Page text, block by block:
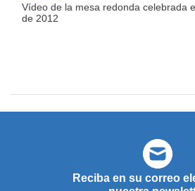
Vídeo de la mesa redonda celebrada
de 2012
Reciba en su correo